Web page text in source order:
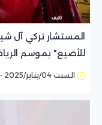
المستشار تركي آل
للأصيع" بموسم
السبت 04/يناير/2025 - 07:53 م